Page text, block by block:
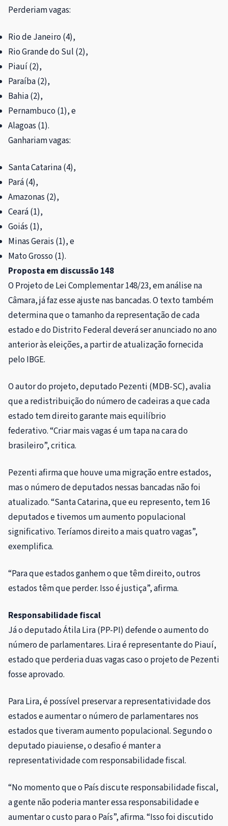
Perderiam vagas:
Rio de Janeiro (4),
Rio Grande do Sul (2),
Piauí (2),
Paraíba (2),
Bahia (2),
Pernambuco (1), e
Alagoas (1).
Ganhariam vagas:
Santa Catarina (4),
Pará (4),
Amazonas (2),
Ceará (1),
Goiás (1),
Minas Gerais (1), e
Mato Grosso (1).
Proposta em discussão 148
O Projeto de Lei Complementar 148/23, em análise na
Câmara, já faz esse ajuste nas bancadas. O texto também
determina que o tamanho da representação de cada
estado e do Distrito Federal deverá ser anunciado no ano
anterior às eleições, a partir de atualização fornecida
pelo IBGE.
O autor do projeto, deputado Pezenti (MDB-SC), avalia
que a redistribuição do número de cadeiras a que cada
estado tem direito garante mais equilíbrio
federativo. “Criar mais vagas é um tapa na cara do
brasileiro”, critica.
Pezenti afirma que houve uma migração entre estados,
mas o número de deputados nessas bancadas não foi
atualizado. “Santa Catarina, que eu represento, tem 16
deputados e tivemos um aumento populacional
significativo. Teríamos direito a mais quatro vagas”,
exemplifica.
“Para que estados ganhem o que têm direito, outros
estados têm que perder. Isso é justiça”, afirma.
Responsabilidade fiscal
Já o deputado Átila Lira (PP-PI) defende o aumento do
número de parlamentares. Lira é representante do Piauí,
estado que perderia duas vagas caso o projeto de Pezenti
fosse aprovado.
Para Lira, é possível preservar a representatividade dos
estados e aumentar o número de parlamentares nos
estados que tiveram aumento populacional. Segundo o
deputado piauiense, o desafio é manter a
representatividade com responsabilidade fiscal.
“No momento que o País discute responsabilidade fiscal,
a gente não poderia manter essa responsabilidade e
aumentar o custo para o País”, afirma. “Isso foi discutido